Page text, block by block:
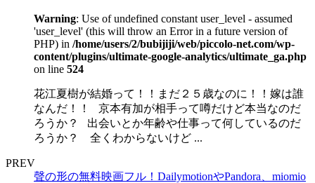
Warning: Use of undefined constant user_level - assumed
'user_level' (this will throw an Error in a future version of
PHP) in /home/users/2/bubijiji/web/piccolo-net.com/wp-
content/plugins/ultimate-google-analytics/ultimate_ga.php
on line 524
花江夏樹が結婚って！！まだ２５歳なのに！！嫁は誰
なんだ！！ 京本有加が相手って噂だけど本当なのだ
ろうか？ 出会いとか年齢や仕事って何しているのだ
ろうか？ 全くわからないけど ...
PREV
聲の形の無料映画フル！DailymotionやPandora、miomio